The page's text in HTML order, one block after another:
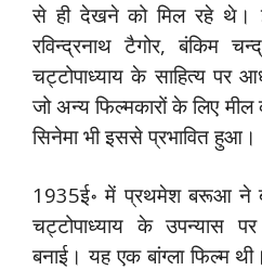
से ही देखने को मिल रहे थे।
रविन्द्रनाथ टैगोर, बंकिम
चट्टोपाध्याय के साहित्य पर
जो अन्य फिल्मकारों के लिए मील
सिनेमा भी इससे प्रभावित हुआ।
1935ई॰ में प्रथमेश बरूआ ने
चट्टोपाध्याय के उपन्यास
बनाई। यह एक बांग्ला फिल्म